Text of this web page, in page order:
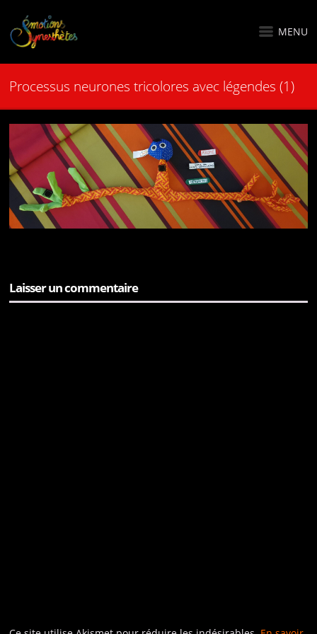
MENU
Processus neurones tricolores avec légendes (1)
Laisser un commentaire